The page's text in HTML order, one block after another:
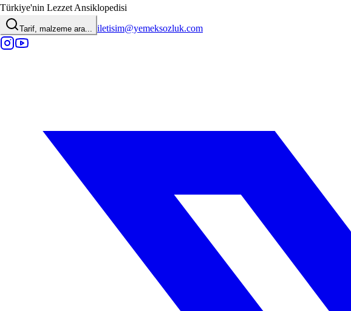
Türkiye'nin Lezzet Ansiklopedisi
Tarif, malzeme ara... iletisim@yemeksozluk.com